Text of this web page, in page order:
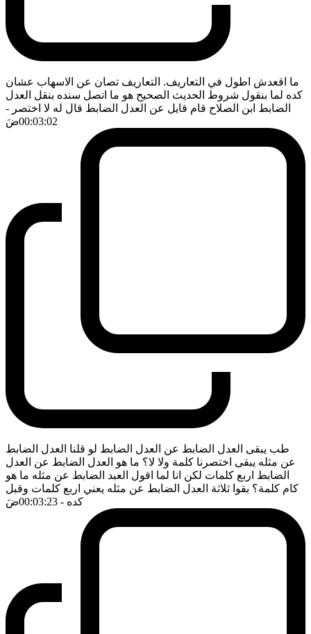
ما اقعدش اطول في التعاريف. التعاريف تصان عن الاسهاب عشان
كده لما بنقول شروط الحديث الصحيح هو ما اتصل سنده بنقل العدل
الضابط ابن الصلاح قام قايل عن العدل الضابط قال له لا اختصر -
00:03:02ضَ
طب يبقى العدل الضابط عن العدل الضابط لو قلنا العدل الضابط
عن مثله يبقى اختصرنا كلمة ولا لا؟ ما هو العدل الضابط عن العدل
الضابط اربع كلمات لكن انا لما اقول العبد الضابط عن مثله ما هو
كام كلمة؟ بقوا ثلاثة العدل الضابط عن مثله يعني اربع كلمات وقبل
كده - 00:03:23 ضَ